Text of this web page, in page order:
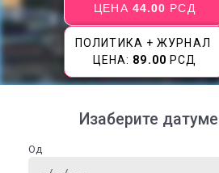
ЦЕНА 44.00 РСД
ПОЛИТИКА + ЖУРНАЛ
ЦЕНА: 89.00 РСД
Изаберите
Од